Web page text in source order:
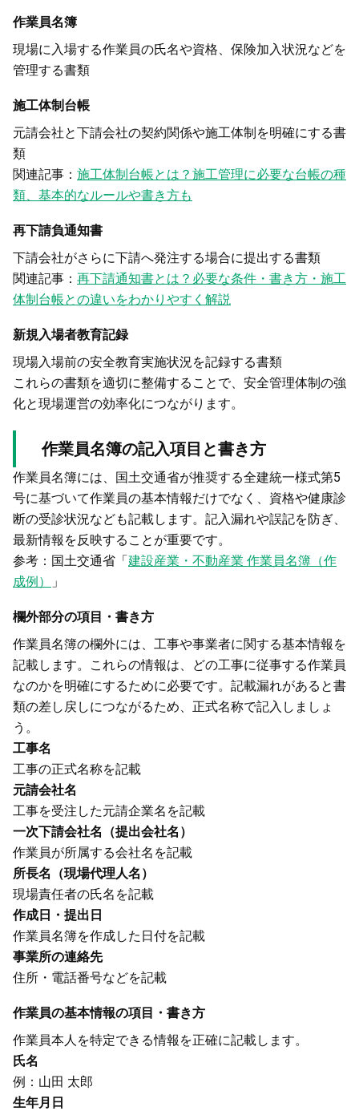
作業員名簿
現場に入場する作業員の氏名や資格、保険加入状況などを
管理する書類
施工体制台帳
元請会社と下請会社の契約関係や施工体制を明確にする書
類
関連記事： 施工体制台帳とは？施工管理に必要な台帳の種
類、基本的なルールや書き方も
再下請負通知書
下請会社がさらに下請へ発注する場合に提出する書類
関連記事： 再下請通知書とは？必要な条件・書き方・施工
体制台帳との違いをわかりやすく解説
新規入場者教育記録
現場入場前の安全教育実施状況を記録する書類
これらの書類を適切に整備することで、安全管理体制の強
化と現場運営の効率化につながります。
作業員名簿の記入項目と書き方
作業員名簿には、国土交通省が推奨する全建統一様式第5
号に基づいて作業員の基本情報だけでなく、資格や健康診
断の受診状況なども記載します。記入漏れや誤記を防ぎ、
最新情報を反映することが重要です。
参考：国土交通省「建設産業・不動産業 作業員名簿（作
成例）
」
欄外部分の項目・書き方
作業員名簿の欄外には、工事や事業者に関する基本情報を
記載します。これらの情報は、どの工事に従事する作業員
なのかを明確にするために必要です。記載漏れがあると書
類の差し戻しにつながるため、正式名称で記入しましょ
う。
工事名
工事の正式名称を記載
元請会社名
工事を受注した元請企業名を記載
一次下請会社名（提出会社名）
作業員が所属する会社名を記載
所長名（現場代理人名）
現場責任者の氏名を記載
作成日・提出日
作業員名簿を作成した日付を記載
事業所の連絡先
住所・電話番号などを記載
作業員の基本情報の項目・書き方
作業員本人を特定できる情報を正確に記載します。
氏名
例：山田 太郎
生年月日